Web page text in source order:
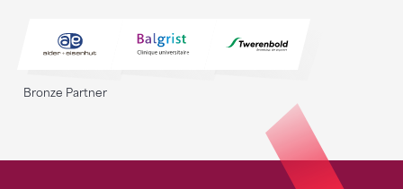
Bronze Partner